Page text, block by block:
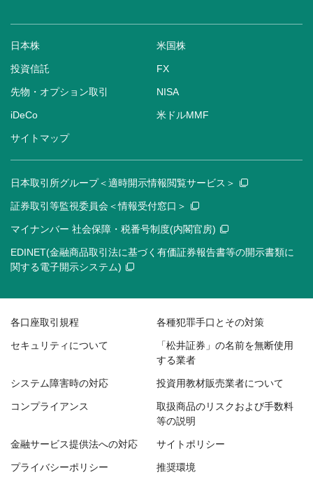
日本株 米国株
投資信託 FX
先物・オプション取引 NISA
iDeCo 米ドルMMF
サイトマップ
日本取引所グループ＜適時開示情報閲覧サービス＞
証券取引等監視委員会＜情報受付窓口＞
マイナンバー 社会保障・税番号制度(内閣官房)
EDINET(金融商品取引法に基づく有価証券報告書等の開示書類に
関する電子開示システム)
各口座取引規程 各種犯罪手口とその対策
セキュリティについて
「松井証券」の名前を無断使用
する業者
システム障害時の対応 投資用教材販売業者について
コンプライアンス
取扱商品のリスクおよび手数料
等の説明
金融サービス提供法への対応 サイトポリシー
プライバシーポリシー 推奨環境